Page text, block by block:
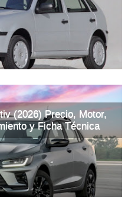
(2026) Precio, Motor,
y Ficha Técnica